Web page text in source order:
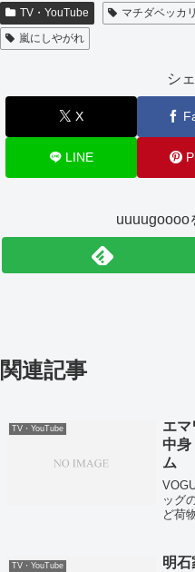
TV・YouTube マチダベッカ
嵐にしやがれ
シ
X
LINE
uuuugoooo
関連記事
TV・YouTube
エ
中
ム
ッグ
ど荷
TV・YouTube
明